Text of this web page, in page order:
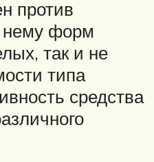
против
нему форм
так и не
типа
средства